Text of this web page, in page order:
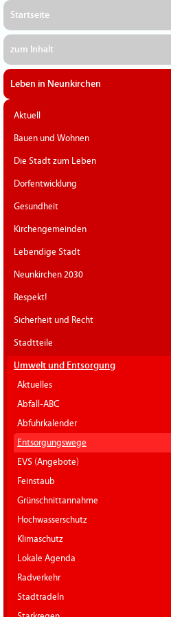
Startseite
zum Inhalt
Leben in Neunkirchen
Aktuell
Bauen und Wohnen
Die Stadt zum Leben
Dorfentwicklung
Gesundheit
Kirchengemeinden
Lebendige Stadt
Neunkirchen 2030
Respekt!
Sicherheit und Recht
Stadtteile
Umwelt und Entsorgung
Aktuelles
Abfall-ABC
Abfuhrkalender
Entsorgungswege
EVS (Angebote)
Feinstaub
Grünschnittannahme
Hochwasserschutz
Klimaschutz
Lokale Agenda
Radverkehr
Stadtradeln